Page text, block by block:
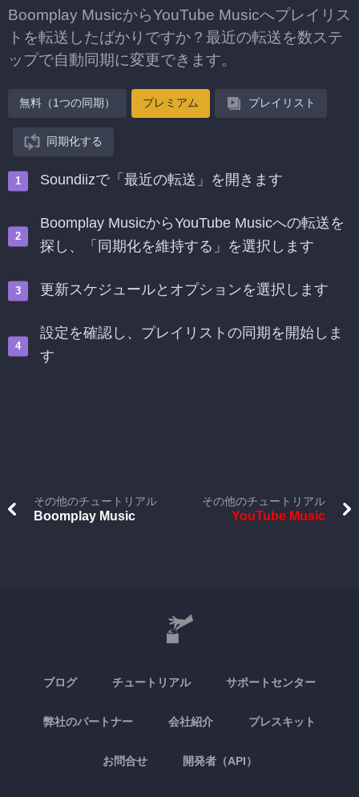
Boomplay MusicからYouTube Musicへプレイリス
トを転送したばかりですか？最近の転送を数ステ
ップで自動同期に変更できます。
無料（1つの同期） プレミアム プレイリスト
同期化する
Soundiizで「最近の転送」を開きます
Boomplay MusicからYouTube Musicへの転送を
探し、「同期化を維持する」を選択します
更新スケジュールとオプションを選択します
設定を確認し、プレイリストの同期を開始しま
す
その他のチュートリアル
Boomplay Music
その他のチュートリアル
YouTube Music
ブログ チュートリアル サポートセンター
弊社のパートナー 会社紹介 プレスキット
お問合せ 開発者（API）